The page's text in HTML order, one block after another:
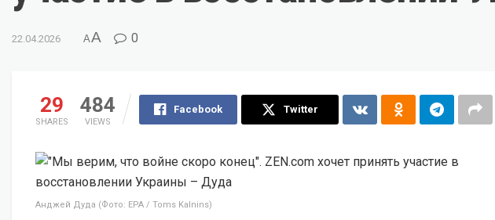
22.04.2026 AA 0
29
SHARES
484
VIEWS
Facebook Twitter
Анджей Дуда (Фото: EPA / Toms Kalnins)